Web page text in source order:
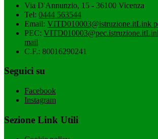
Via D'Annunzio, 15 - 36100 Vicenza
Tel: 0444 563544
Email: VITD010003@istruzione.itLink
PEC: VITD010003@pec.istruzione.it
mail
C.F.: 80016290241
Seguici su
Facebook
Instagram
Sezione Link Utili